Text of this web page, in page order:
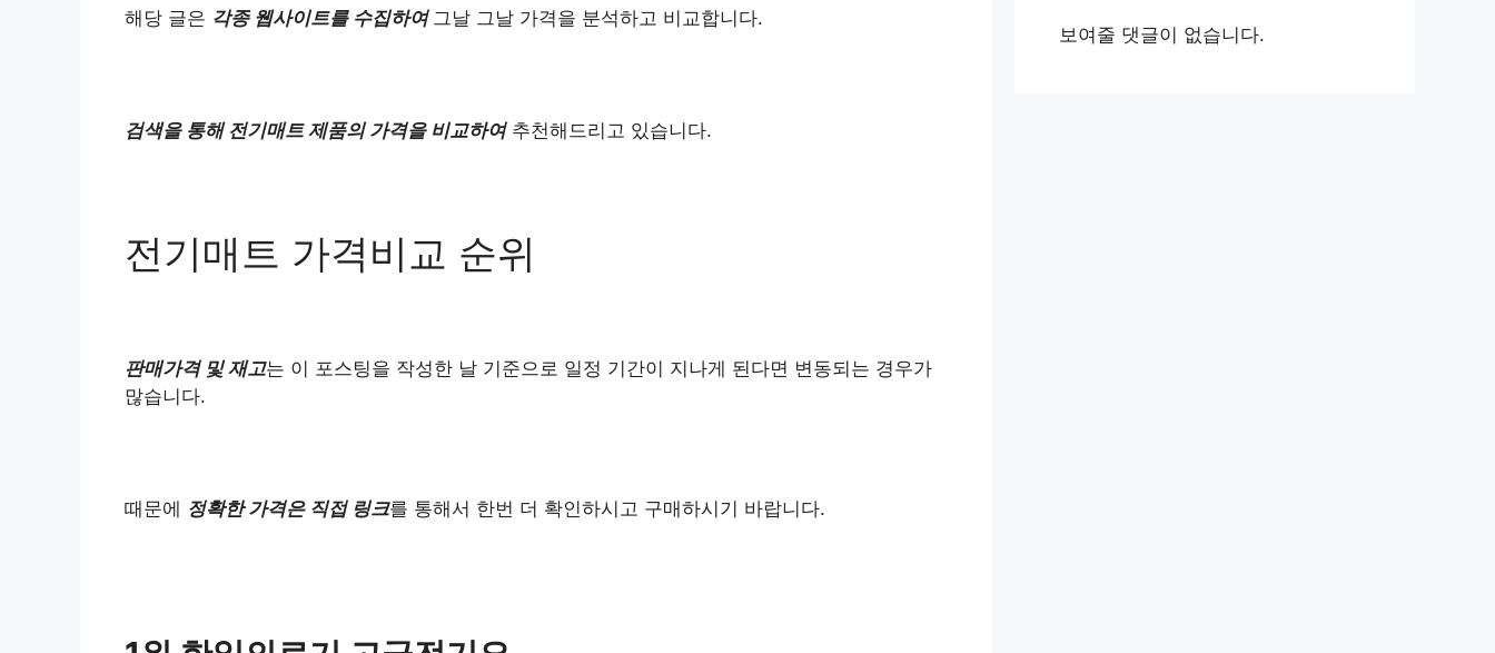
해당 글은 각종 웹사이트를 수집하여 그날 그날 가격을 분석하고 비교합니다.
검색을 통해 전기매트 제품의 가격을 비교하여추천해드리고 있습니다.
전기매트 가격비교 순위
판매가격 및 재고는 이 포스팅을 작성한 날 기준으로 일정 기간이 지나게 된다면 변동되는 경우가
많습니다.
때문에 정확한 가격은 직접 링크를 통해서 한번 더 확인하시고 구매하시기 바랍니다.
보여줄 댓글이 없습니다.